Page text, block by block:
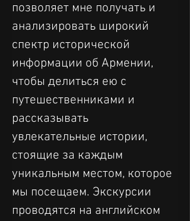
позволяет мне получать и
анализировать широкий
спектр исторической
информации об Армении,
чтобы делиться ею с
путешественниками и
рассказывать
увлекательные истории,
стоящие за каждым
уникальным местом, которое
мы посещаем. Экскурсии
проводятся на английском